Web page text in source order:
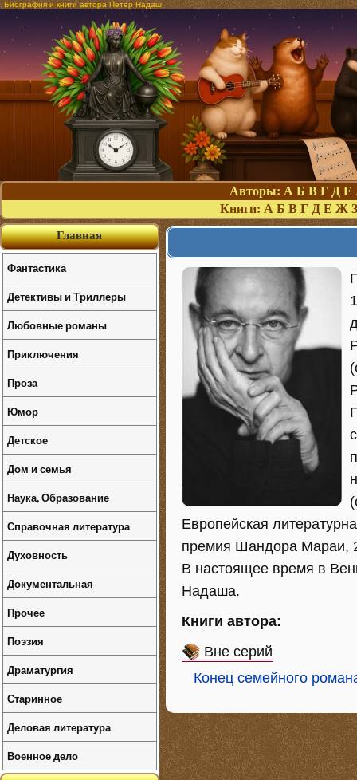
Биография и книги автора Петер Надаш
Авторы: А Б В Г Д Е
Книги: А Б В Г Д Е Ж З
Европейская
премия Шандора Мараи,
В настоящее время в
Надаша.
Книги автора:
Вне серий
Конец семейного
Главная
Фантастика
Детективы и Триллеры
Любовные романы
Приключения
Проза
Юмор
Детское
Дом и семья
Наука, Образование
Справочная литература
Духовность
Документальная
Прочее
Поэзия
Драматургия
Старинное
Деловая литература
Военное дело